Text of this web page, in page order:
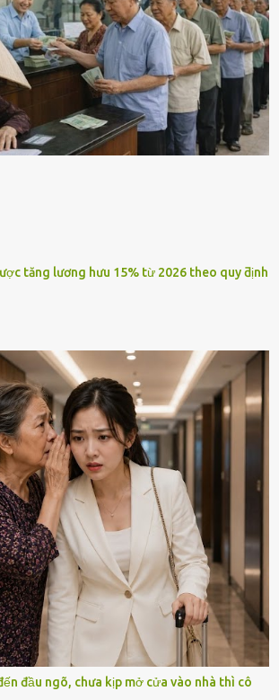
tăng lương hưu 15% từ 2026 theo quy ƌịnh
đầu ngõ, chưa kịp mở cửa vào nhà thì cô